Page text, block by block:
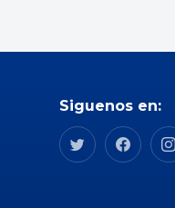
Siguenos en: